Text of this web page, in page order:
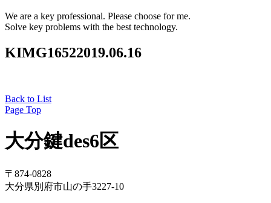
We are a key professional. Please choose for me.
Solve key problems with the best technology.
KIMG16522019.06.16
Back to List
Page Top
大分鍵des6区
〒874-0828
大分県別府市山の手3227-10